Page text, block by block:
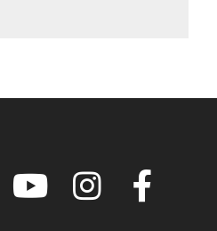
LinkedIn YouTube Instagram